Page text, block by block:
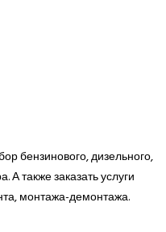
бензинового, дизельного,
А также заказать услуги
монтажа-демонтажа.